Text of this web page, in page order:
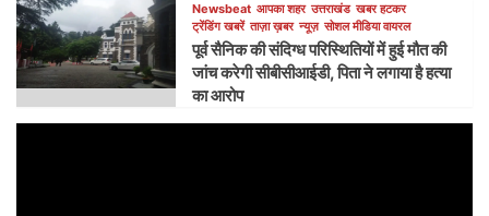
Newsbeat आपका शहर उत्तराखंड खबर हटकर
ट्रेंडिंग खबरें ताज़ा ख़बर न्यूज़ सोशल मीडिया वायरल
पूर्व सैनिक की संदिग्ध परिस्थितियों में हुई मौत की
जांच करेगी सीबीसीआईडी, पिता ने लगाया है हत्या
का आरोप